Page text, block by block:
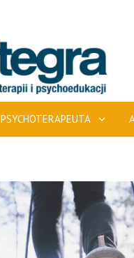
PSYCHOTERAPEUTA